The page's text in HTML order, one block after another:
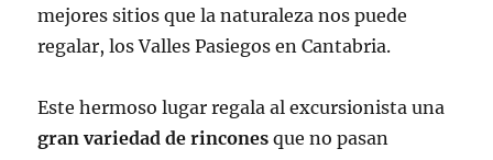
mejores sitios que la naturaleza nos puede
regalar, los Valles Pasiegos en Cantabria.
Este hermoso lugar regala al excursionista una
gran variedad de rincones que no pasan